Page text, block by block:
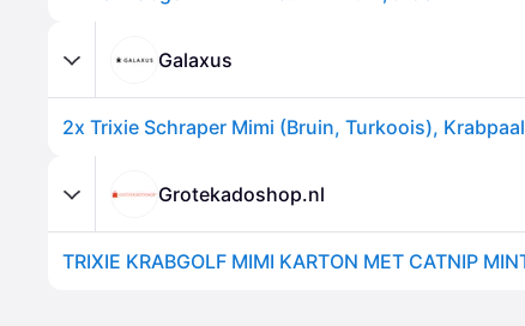
Galaxus
2x Trixie Schraper Mimi (Bruin, Turkoois), Krabpaal
Grotekadoshop.nl